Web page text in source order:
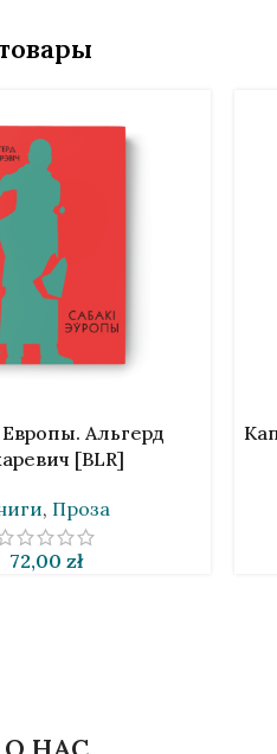
Альгерд
[BLR]
, Проза
72,00 zł
В